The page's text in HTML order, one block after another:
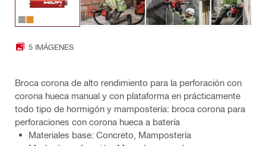
5 IMÁGENES
Broca corona de alto rendimiento para la perforación con
corona hueca manual y con plataforma en prácticamente
todo tipo de hormigón y mampostería: broca corona para
perforaciones con corona hueca a batería
Materiales base: Concreto, Mampostería